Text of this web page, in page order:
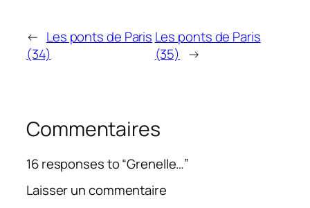
← Les ponts de Paris
(34)
Les ponts de Paris
(35) →
Commentaires
16 responses to “Grenelle…”
Laisser un commentaire